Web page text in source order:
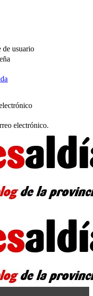
de usuario
electrónico.